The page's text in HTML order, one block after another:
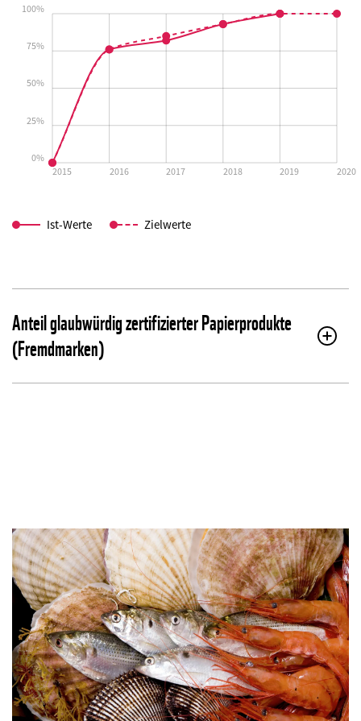
2015 2016 2017 2018 2019 2020
0%
25%
50%
75%
100%
Ist-Werte Zielwerte
Anteil glaubwürdig zertifizierter Papierprodukte
(Fremdmarken)